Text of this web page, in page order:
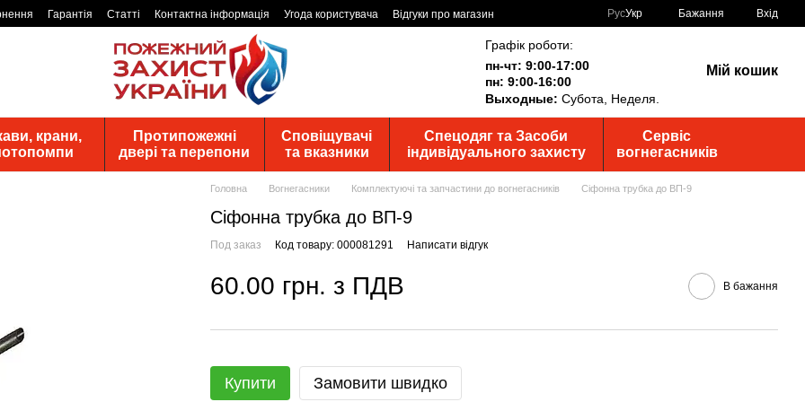
Гарантія Статті Контактна інформація Угода користувача
Відгуки про магазин
РусУкр Бажання Вхід
Графік роботи:
пн-чт: 9:00-17:00
пн: 9:00-16:00
Выходные: Субота, Неделя.
Мій кошик
крани,
Протипожежні
двері та перепони
Сповіщувачі
та вказники
Спецодяг та Засоби
індивідуального захисту
Сервіс
вогнегасників
Головна Вогнегасники Комплектуючі та запчастини до вогнегасників Сіфонна трубка до ВП-9
Сіфонна трубка до ВП-9
Под заказ Код товару: 000081291 Написати відгук
60.00 грн. з ПДВ В бажання
Купити Замовити швидко